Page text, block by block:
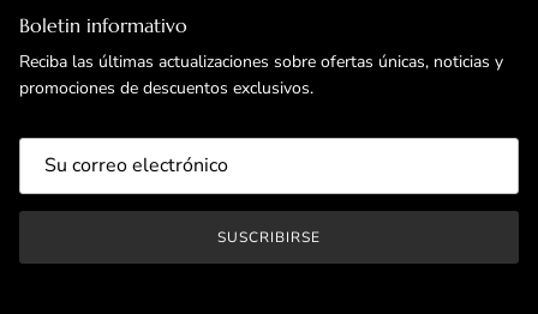
Boletin informativo
Reciba las últimas actualizaciones sobre ofertas únicas, noticias y
promociones de descuentos exclusivos.
SUSCRIBIRSE